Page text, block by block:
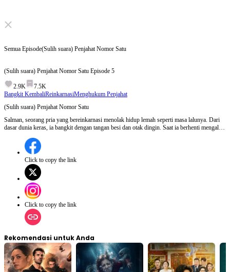
Semua Episode(Sulih suara) Penjahat Nomor Satu
(Sulih suara) Penjahat Nomor Satu Episode 5
2.9K
7.5K
Bangkit KembaliReinkarnasiMenghukum Penjahat
(Sulih suara) Penjahat Nomor Satu
Salman, seorang pria yang bereinkarnasi menolak hidup lemah seperti masa lalunya. Dari
dasar dunia keras, ia bangkit dengan tangan besi dan otak dingin. Saat ia berhenti mengalah,
Click to copy the link
Click to copy the link
Rekomendasi untuk Anda